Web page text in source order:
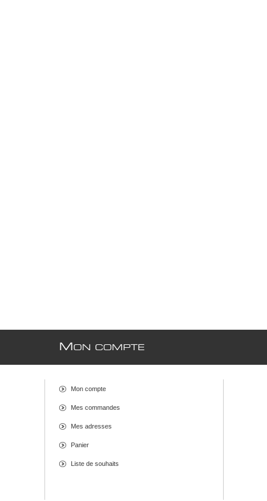
M ON COMPTE
Mon compte
Mes commandes
Mes adresses
Panier
Liste de souhaits